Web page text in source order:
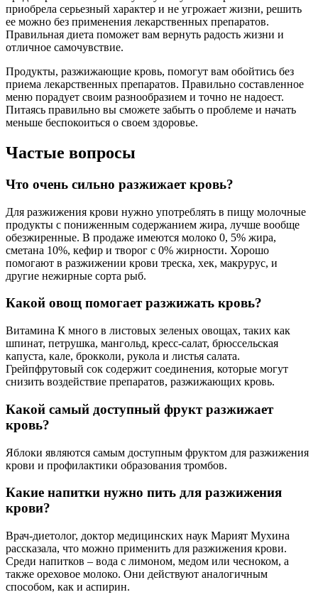
приобрела серьезный характер и не угрожает жизни, решить
ее можно без применения лекарственных препаратов.
Правильная диета поможет вам вернуть радость жизни и
отличное самочувствие.
Продукты, разжижающие кровь, помогут вам обойтись без
приема лекарственных препаратов. Правильно составленное
меню порадует своим разнообразием и точно не надоест.
Питаясь правильно вы сможете забыть о проблеме и начать
меньше беспокоиться о своем здоровье.
Частые вопросы
Что очень сильно разжижает кровь?
Для разжижения крови нужно употреблять в пищу молочные
продукты с пониженным содержанием жира, лучше вообще
обезжиренные. В продаже имеются молоко 0, 5% жира,
сметана 10%, кефир и творог с 0% жирности. Хорошо
помогают в разжижении крови треска, хек, макрурус, и
другие нежирные сорта рыб.
Какой овощ помогает разжижать кровь?
Витамина К много в листовых зеленых овощах, таких как
шпинат, петрушка, мангольд, кресс-салат, брюссельская
капуста, кале, брокколи, рукола и листья салата.
Грейпфрутовый сок содержит соединения, которые могут
снизить воздействие препаратов, разжижающих кровь.
Какой самый доступный фрукт разжижает
кровь?
Яблоки являются самым доступным фруктом для разжижения
крови и профилактики образования тромбов.
Какие напитки нужно пить для разжижения
крови?
Врач-диетолог, доктор медицинских наук Марият Мухина
рассказала, что можно применить для разжижения крови.
Среди напитков – вода с лимоном, медом или чесноком, а
также ореховое молоко. Они действуют аналогичным
способом, как и аспирин.